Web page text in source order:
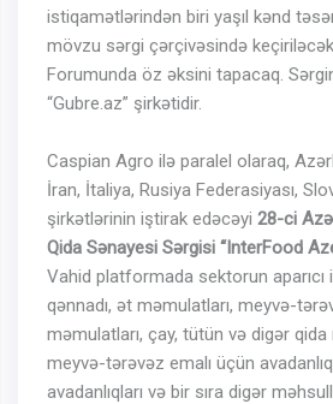
istiqamətlərindən biri yaşıl kənd
mövzu sərgi çərçivəsində
Forumunda öz əksini tapacaq.
“Gubre.az” şirkətidir.
Caspian Agro ilə paralel olaraq,
İran, İtaliya, Rusiya Federasiyası,
şirkətlərinin iştirak edəcəyi 28-ci
Qida Sənayesi Sərgisi “InterFood
Vahid platformada sektorun aparıcı
qənnadı, ət məmulatları, meyvə-
məmulatları, çay, tütün və digər qida
meyvə-tərəvəz emalı üçün
avadanlıqları və bir sıra digər